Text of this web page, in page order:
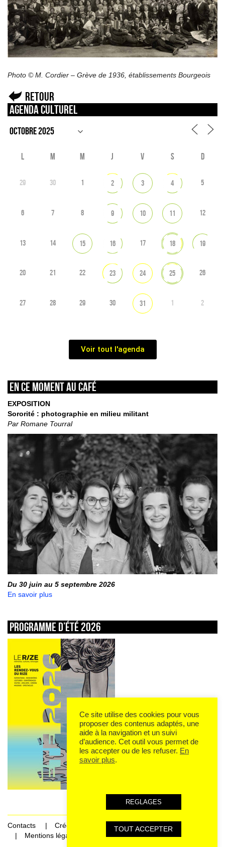
Photo © M. Cordier – Grève de 1936, établissements Bourgeois
Retour
Agenda culturel
L M M J V S D
29 30 1 2 3 4 5
6 7 8 9 10 11 12
13 14 15 16 17 18 19
20 21 22 23 24 25 26
27 28 29 30 31 1 2
Voir tout l'agenda
En ce moment au café
EXPOSITION
Sororité : photographie en milieu militant
Par Romane Tourral
Du 30 juin au 5 septembre 2026
En savoir plus
Programme d’été 2026
Contacts
Crédits
Mentions légales et données personnelles
Ce site utilise des cookies pour vous
proposer des contenus adaptés, une
aide à la navigation et un suivi
d’audience. Cet outil vous permet de
les accepter ou de les refuser. En
savoir plus.
REGLAGES
TOUT ACCEPTER